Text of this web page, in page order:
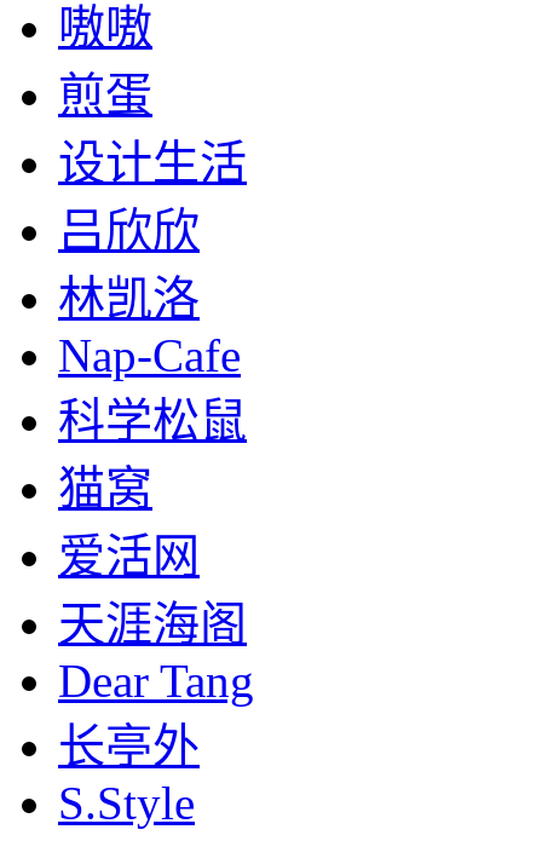
嗷嗷
煎蛋
设计生活
吕欣欣
林凯洛
Nap-Cafe
科学松鼠
猫窝
爱活网
天涯海阁
Dear Tang
长亭外
S.Style